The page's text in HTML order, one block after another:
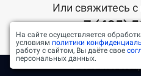
Или свяжитесь
+7 (495)
© 2010-2026 все
На сайте осуществляется
условиям политики
работу с сайтом, Вы даёте свое
персональных данных.